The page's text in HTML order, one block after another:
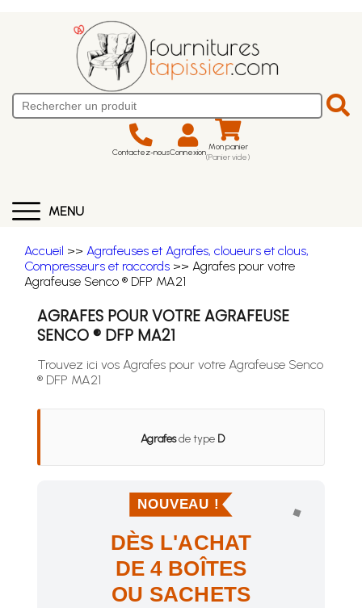
Contactez-nousConnexion Mon panier
(Panier vide)
MENU
Accueil >> Agrafeuses et Agrafes, cloueurs et clous,
Compresseurs et raccords >> Agrafes pour votre
Agrafeuse Senco ® DFP MA21
AGRAFES POUR VOTRE AGRAFEUSE
SENCO ® DFP MA21
Trouvez ici vos Agrafes pour votre Agrafeuse Senco
® DFP MA21
Agrafesde type D
NOUVEAU !
DÈS L'ACHAT
DE 4 BOÎTES
OU SACHETS